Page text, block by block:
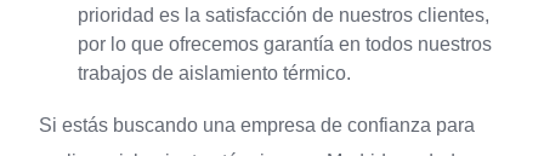
prioridad es la satisfacción de nuestros clientes,
por lo que ofrecemos garantía en todos nuestros
trabajos de aislamiento térmico.
Si estás buscando una empresa de confianza para